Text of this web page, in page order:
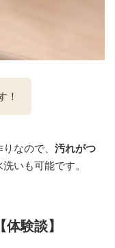
！
なので、 汚れがつ
いも可能です。
験談】